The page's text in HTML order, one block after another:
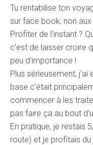
Tu rentabilise ton
sur face book, non
Profiter de l’instant ?
c’est de laisser croire
peu d’importance !
Plus sérieusement,
base c’était
commencer à les
pas faire ça au bout
En pratique, je restais
route) et je profitais